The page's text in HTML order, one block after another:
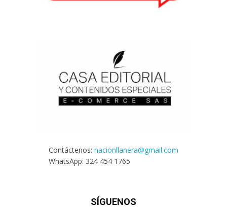
Contáctenos: nacionllanera@gmail.com
WhatsApp: 324 454 1765
SÍGUENOS